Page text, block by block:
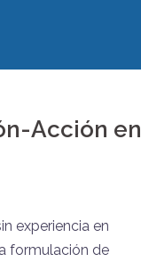
Acción en
experiencia en
formulación de